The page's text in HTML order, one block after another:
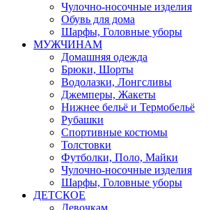
Чулочно-носочные изделия
Обувь для дома
Шарфы, Головные уборы
МУЖЧИНАМ
Домашняя одежда
Брюки, Шорты
Водолазки, Лонгсливы
Джемперы, Жакеты
Нижнее бельё и Термобельё
Рубашки
Спортивные костюмы
Толстовки
Футболки, Поло, Майки
Чулочно-носочные изделия
Шарфы, Головные уборы
ДЕТСКОЕ
Девочкам